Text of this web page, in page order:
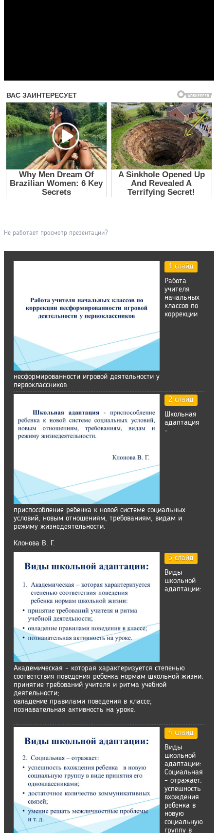
Не работает просмотр презентации?
1 слайд
Работа
учителя
начальных
классов по
коррекции
несформированности игровой деятельности у
первоклассников
2 слайд
Школьная
адаптация
-
приспособление ребенка к новой системе социальных
условий, новым отношениям, требованиям, видам и
режиму жизнедеятельности.
Клонова В. Г.
3 слайд
Виды
школьной
адаптации:
Академическая – которая характеризуется степенью
соответствия поведения ребенка нормам школьной жизни:
принятие требований учителя и ритма учебной
деятельности;
овладение правилами поведения в классе;
познавательная активность на уроке.
4 слайд
Виды
школьной
адаптации:
Социальная
– отражает:
успешность
вхождения
ребенка в
новую
социальную
группу в